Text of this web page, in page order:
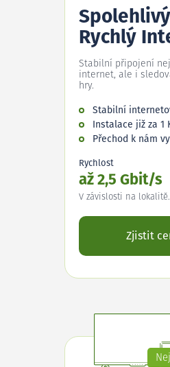
Spolehlivý
Rychlý
Stabilní připojení
internet, ale i
hry.
Stabilní
Instalace již za 1
Přechod k nám
Rychlost
až 2,5 Gbit/s
V závislosti na lokalitě.
Zjistit